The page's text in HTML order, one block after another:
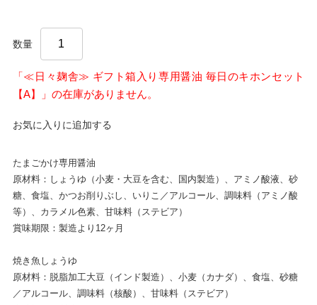
数量
「≪日々麹舎≫ ギフト箱入り専用醤油 毎日のキホンセット
【A】」の在庫がありません。
お気に入りに追加する
たまごかけ専用醤油
原材料：しょうゆ（小麦・大豆を含む、国内製造）、アミノ酸液、砂
糖、食塩、かつお削りぶし、いりこ／アルコール、調味料（アミノ酸
等）、カラメル色素、甘味料（ステビア）
賞味期限：製造より12ヶ月
焼き魚しょうゆ
原材料：脱脂加工大豆（インド製造）、小麦（カナダ）、食塩、砂糖
／アルコール、調味料（核酸）、甘味料（ステビア）